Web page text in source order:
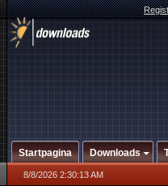
Startpagina Downloads
8/8/2026 2:30:13 AM